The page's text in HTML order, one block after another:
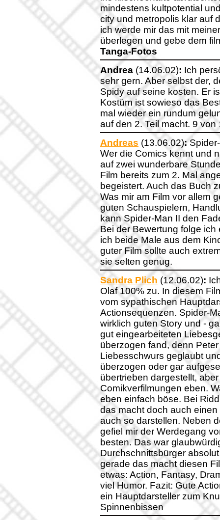
mindestens kultpotential
city und metropolis klar auf
ich werde mir das mit
überlegen und gebe dem
Tanga-Fotos
Andrea (14.06.02): Ich
sehr gern. Aber selbst der,
Spidy auf seine kosten. Er
Kostüm ist sowieso das
mal wieder ein rundum
auf den 2. Teil macht. 9
Andreas (13.06.02):
Wer die Comics kennt und
auf zwei wunderbare
Film bereits zum 2. Mal
begeistert. Auch das Buch
Was mir am Film vor allem
guten Schauspielern,
kann Spider-Man II den
Bei der Bewertung folge
ich beide Male aus dem
guter Film sollte auch
sie selten genug.
Sandra Plich (12.06.02):
Olaf 100% zu. In diesem
vom sypathischen
Actionsequenzen. Spider-
wirklich guten Story und -
gut eingearbeiteten
überzogen fand, denn
Liebesschwurs geglaubt
überzogen oder gar
übertrieben dargestellt,
Comikverfilmungen eben.
eben einfach böse. Bei
das macht doch auch
auch so darstellen. Neben
gefiel mir der Werdegang
besten. Das war
Durchschnittsbürger
gerade das macht diesen
etwas: Action, Fantasy,
viel Humor. Fazit: Gute
ein Hauptdarsteller zum
Spinnenbissen